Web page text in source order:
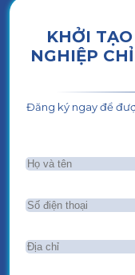
KHỞI
NGHIỆP
Đăng ký ngay để